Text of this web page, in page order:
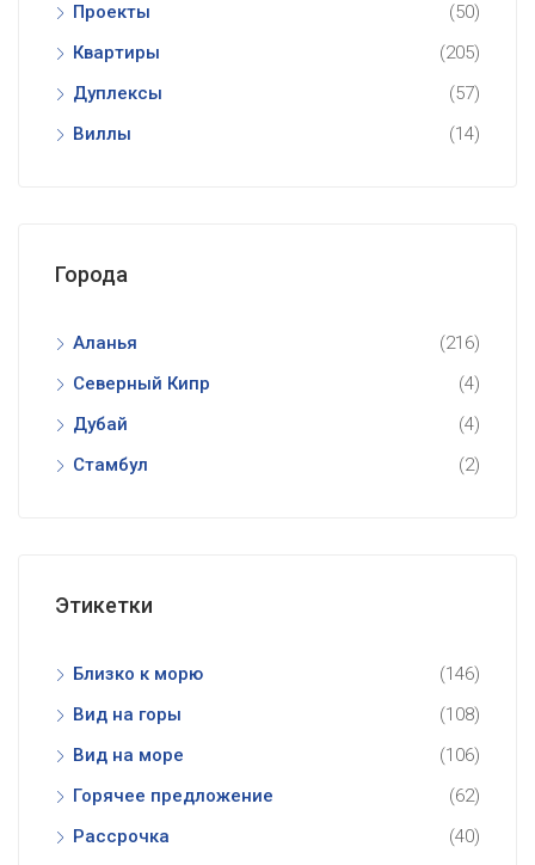
Проекты
(50)
Квартиры
(205)
Дуплексы
(57)
Виллы
(14)
Города
Аланья
(216)
Северный Кипр
(4)
Дубай
(4)
Стамбул
(2)
Этикетки
Близко к морю
(146)
Вид на горы
(108)
Вид на море
(106)
Горячее предложение
(62)
Рассрочка
(40)